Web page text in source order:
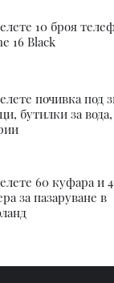
10 броя
16 Black
почивка под
бутилки за
60 куфара и
за пазаруване в